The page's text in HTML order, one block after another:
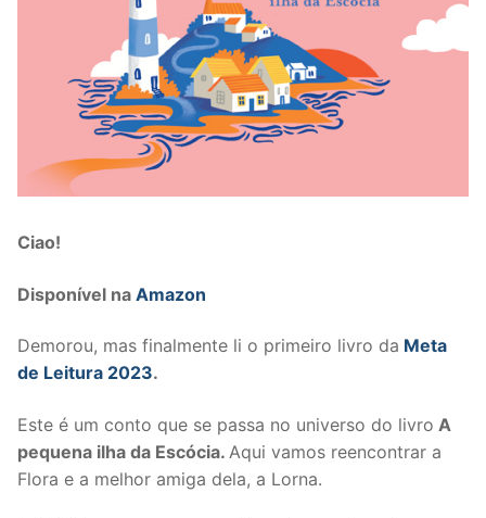
Ciao!
Disponível na Amazon
Demorou, mas finalmente li o primeiro livro da Meta
de Leitura 2023.
Este é um conto que se passa no universo do livro A
pequena ilha da Escócia. Aqui vamos reencontrar a
Flora e a melhor amiga dela, a Lorna.